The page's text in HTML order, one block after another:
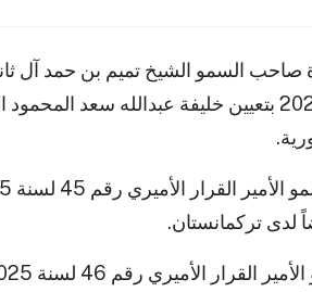
السمو الشيخ تميم بن حمد آل ثاني
44 لسنة 2025 بتعيين خليفة عبدالله
لدى تركمانستان.